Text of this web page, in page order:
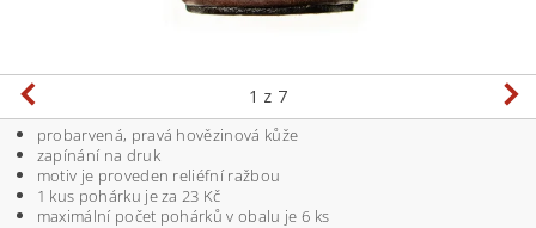
1 z 7
probarvená, pravá hovězinová kůže
zapínání na druk
motiv je proveden reliéfní ražbou
1 kus pohárku je za 23 Kč
maximální počet pohárků v obalu je 6 ks